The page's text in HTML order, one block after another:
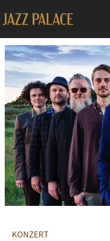
KONZERT